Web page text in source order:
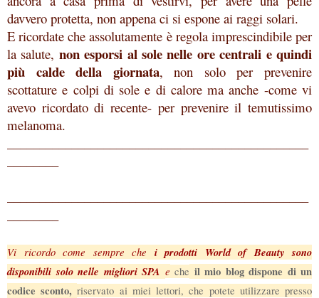
davvero protetta, non appena ci si espone ai raggi solari.
E ricordate che assolutamente è regola imprescindibile per
la salute, non esporsi al sole nelle ore centrali e quindi
più calde della giornata, non solo per prevenire
scottature e colpi di sole e di calore ma anche -come vi
avevo ricordato di recente- per prevenire il temutissimo
melanoma.
Vi ricordo come sempre che i prodotti World of Beauty sono
disponibili solo nelle migliori SPA e che il mio blog dispone di un
codice sconto,riservato ai miei lettori, che potete utilizzare presso